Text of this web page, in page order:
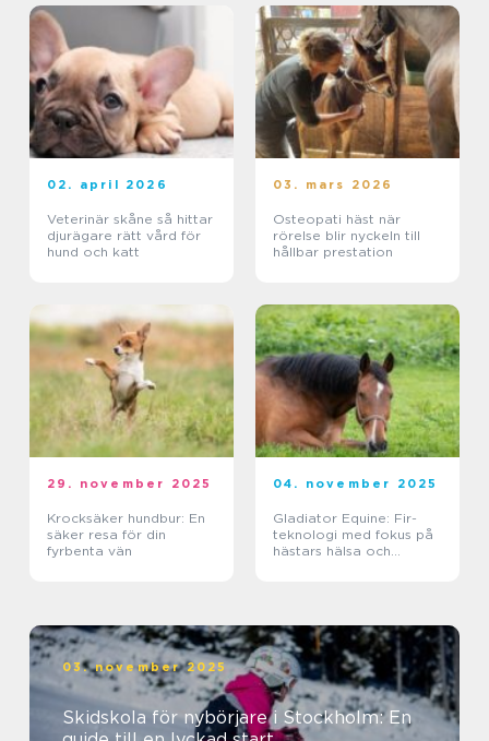
02. april 2026
Veterinär skåne så hittar
djurägare rätt vård för
hund och katt
03. mars 2026
Osteopati häst när
rörelse blir nyckeln till
hållbar prestation
29. november 2025
Krocksäker hundbur: En
säker resa för din
fyrbenta vän
04. november 2025
Gladiator Equine: Fir-
teknologi med fokus på
hästars hälsa och
03. november 2025
Skidskola för nybörjare i Stockholm: En